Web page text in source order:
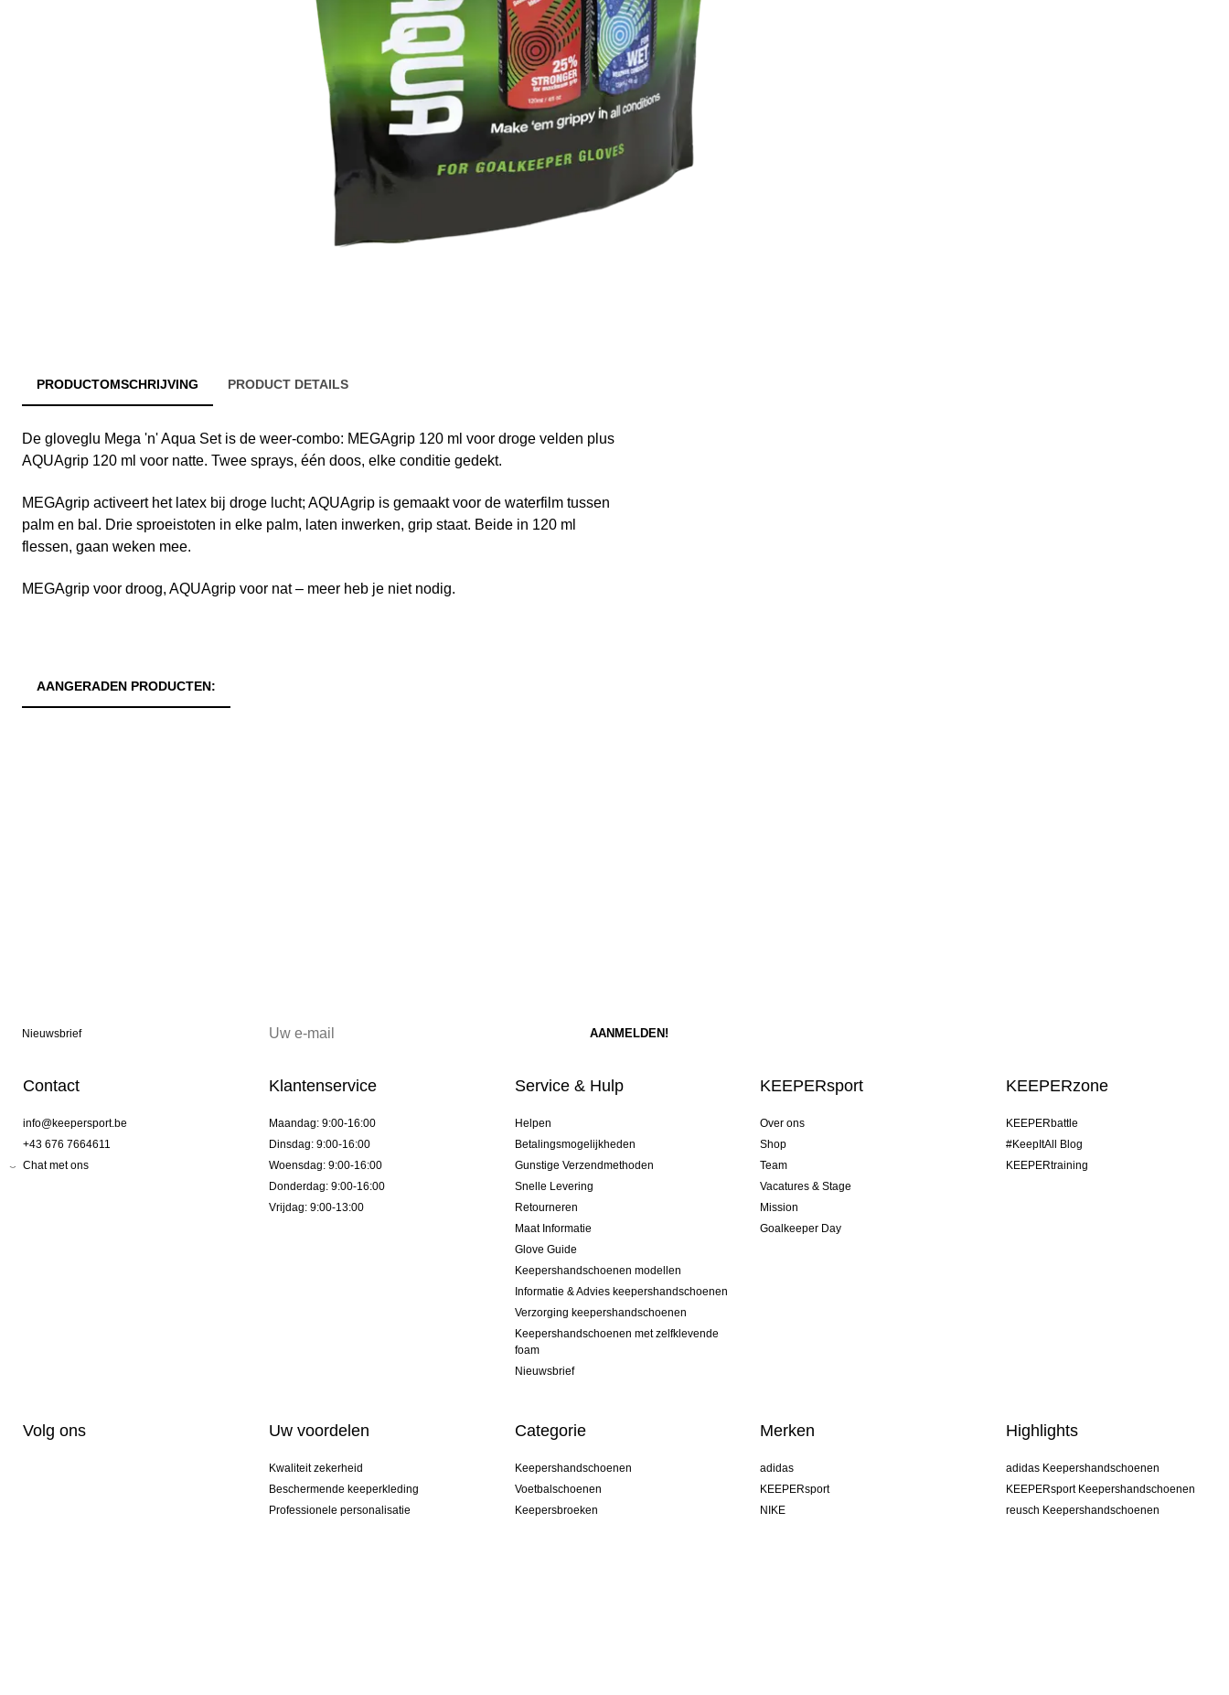
PRODUCTOMSCHRIJVING PRODUCT DETAILS
De gloveglu Mega 'n' Aqua Set is de weer-combo: MEGAgrip 120 ml voor droge velden plus
AQUAgrip 120 ml voor natte. Twee sprays, één doos, elke conditie gedekt.
MEGAgrip activeert het latex bij droge lucht; AQUAgrip is gemaakt voor de waterfilm tussen
palm en bal. Drie sproeistoten in elke palm, laten inwerken, grip staat. Beide in 120 ml
flessen, gaan weken mee.
MEGAgrip voor droog, AQUAgrip voor nat – meer heb je niet nodig.
AANGERADEN PRODUCTEN:
Nieuwsbrief
Contact
info@keepersport.be
+43 676 7664611
Chat met ons
Klantenservice
Maandag: 9:00-16:00
Dinsdag: 9:00-16:00
Woensdag: 9:00-16:00
Donderdag: 9:00-16:00
Vrijdag: 9:00-13:00
Service & Hulp
Helpen
Betalingsmogelijkheden
Gunstige Verzendmethoden
Snelle Levering
Retourneren
Maat Informatie
Glove Guide
Keepershandschoenen modellen
Informatie & Advies keepershandschoenen
Verzorging keepershandschoenen
Keepershandschoenen met zelfklevende
foam
Nieuwsbrief
KEEPERsport
Over ons
Shop
Team
Vacatures & Stage
Mission
Goalkeeper Day
KEEPERzone
KEEPERbattle
#KeepItAll Blog
KEEPERtraining
Volg ons Uw voordelen
Kwaliteit zekerheid
Beschermende keeperkleding
Professionele personalisatie
Categorie
Keepershandschoenen
Voetbalschoenen
Keepersbroeken
Merken
adidas
KEEPERsport
NIKE
Highlights
adidas Keepershandschoenen
KEEPERsport Keepershandschoenen
reusch Keepershandschoenen